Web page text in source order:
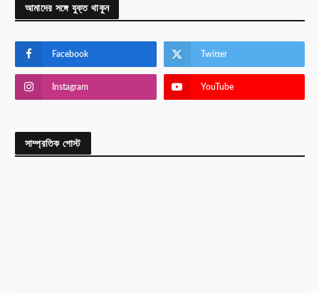
আমাদের সঙ্গে যুক্ত থাকুন
Facebook Twitter
Instagram YouTube
সাম্প্রতিক পোস্ট